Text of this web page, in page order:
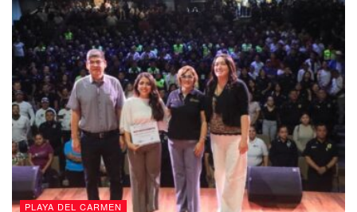
estatura de 1.60 metros.
Si tienes información de su paradero, sus familiares y
autoridades agradecerían mucho que por favor llame al
984 8730163.
PLAYA DEL CARMEN